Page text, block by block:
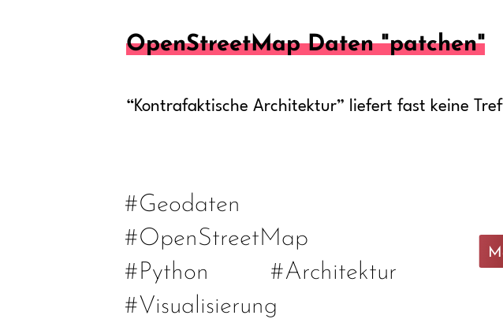
OpenStreetMap Daten "patchen"
“Kontrafaktische Architektur” liefert fast keine
#Geodaten
#OpenStreetMap
#Python
#Architektur
#Visualisierung